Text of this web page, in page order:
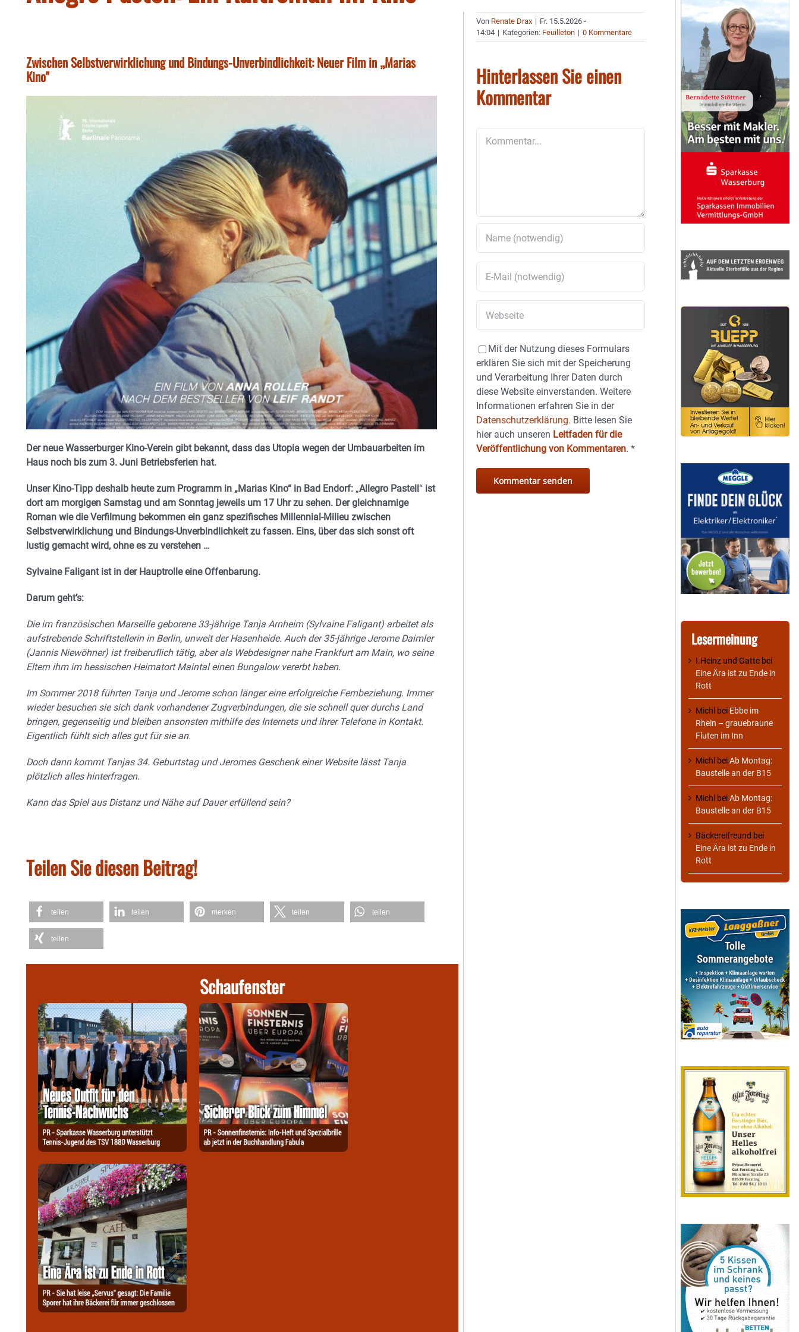
Zwischen Selbstverwirklichung und Bindungs-Unverbindlichkeit: Neuer Film in „Marias
Kino"
Der neue Wasserburger Kino-Verein gibt bekannt, dass das Utopia wegen der Umbauarbeiten im
Haus noch bis zum 3. Juni Betriebsferien hat.
Unser Kino-Tipp deshalb heute zum Programm in „Marias Kino“ in Bad Endorf: „Allegro Pastell“ ist
dort am morgigen Samstag und am Sonntag jeweils um 17 Uhr zu sehen. Der gleichnamige
Roman wie die Verfilmung bekommen ein ganz spezifisches Millennial-Milieu zwischen
Selbstverwirklichung und Bindungs-Unverbindlichkeit zu fassen. Eins, über das sich sonst oft
lustig gemacht wird, ohne es zu verstehen …
Sylvaine Faligant ist in der Hauptrolle eine Offenbarung.
Darum geht’s:
Die im französischen Marseille geborene 33-jährige Tanja Arnheim (Sylvaine Faligant) arbeitet als
aufstrebende Schriftstellerin in Berlin, unweit der Hasenheide. Auch der 35-jährige Jerome Daimler
(Jannis Niewöhner) ist freiberuflich tätig, aber als Webdesigner nahe Frankfurt am Main, wo seine
Eltern ihm im hessischen Heimatort Maintal einen Bungalow vererbt haben.
Im Sommer 2018 führten Tanja und Jerome schon länger eine erfolgreiche Fernbeziehung. Immer
wieder besuchen sie sich dank vorhandener Zugverbindungen, die sie schnell quer durchs Land
bringen, gegenseitig und bleiben ansonsten mithilfe des Internets und ihrer Telefone in Kontakt.
Eigentlich fühlt sich alles gut für sie an.
Doch dann kommt Tanjas 34. Geburtstag und Jeromes Geschenk einer Website lässt Tanja
plötzlich alles hinterfragen.
Kann das Spiel aus Distanz und Nähe auf Dauer erfüllend sein?
Teilen Sie diesen Beitrag!
teilen teilen merken teilen teilen
teilen
Schaufenster
Von Renate Drax | Fr. 15.5.2026 -
14:04 | Kategorien: Feuilleton | 0 Kommentare
Hinterlassen Sie einen
Kommentar
Mit der Nutzung dieses Formulars
erklären Sie sich mit der Speicherung
und Verarbeitung Ihrer Daten durch
diese Website einverstanden. Weitere
Informationen erfahren Sie in der
Datenschutzerklärung. Bitte lesen Sie
hier auch unseren Leitfaden für die
Veröffentlichung von Kommentaren.*
Lesermeinung
I.Heinz und Gatte bei
Eine Ära ist zu Ende in
Rott
Michl bei Ebbe im
Rhein – grauebraune
Fluten im Inn
Michl beiAb Montag:
Baustelle an der B15
Michl beiAb Montag:
Baustelle an der B15
Bäckereifreund bei
Eine Ära ist zu Ende in
Rott